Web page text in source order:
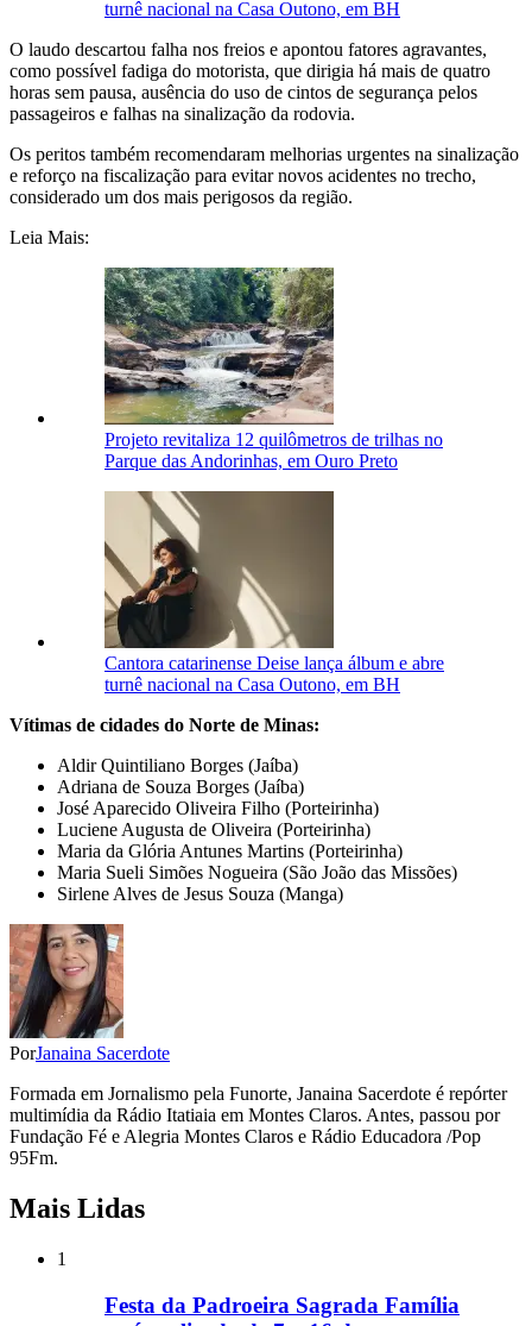
turnê nacional na Casa Outono, em BH
O laudo descartou falha nos freios e apontou fatores agravantes,
como possível fadiga do motorista, que dirigia há mais de quatro
horas sem pausa, ausência do uso de cintos de segurança pelos
passageiros e falhas na sinalização da rodovia.
Os peritos também recomendaram melhorias urgentes na sinalização
e reforço na fiscalização para evitar novos acidentes no trecho,
considerado um dos mais perigosos da região.
Leia Mais:
Projeto revitaliza 12 quilômetros de trilhas no
Parque das Andorinhas, em Ouro Preto
Cantora catarinense Deise lança álbum e abre
turnê nacional na Casa Outono, em BH
Vítimas de cidades do Norte de Minas:
Aldir Quintiliano Borges (Jaíba)
Adriana de Souza Borges (Jaíba)
José Aparecido Oliveira Filho (Porteirinha)
Luciene Augusta de Oliveira (Porteirinha)
Maria da Glória Antunes Martins (Porteirinha)
Maria Sueli Simões Nogueira (São João das Missões)
Sirlene Alves de Jesus Souza (Manga)
PorJanaina Sacerdote
Formada em Jornalismo pela Funorte, Janaina Sacerdote é repórter
multimídia da Rádio Itatiaia em Montes Claros. Antes, passou por
Fundação Fé e Alegria Montes Claros e Rádio Educadora /Pop
95Fm.
Mais Lidas
1
Festa da Padroeira Sagrada Família